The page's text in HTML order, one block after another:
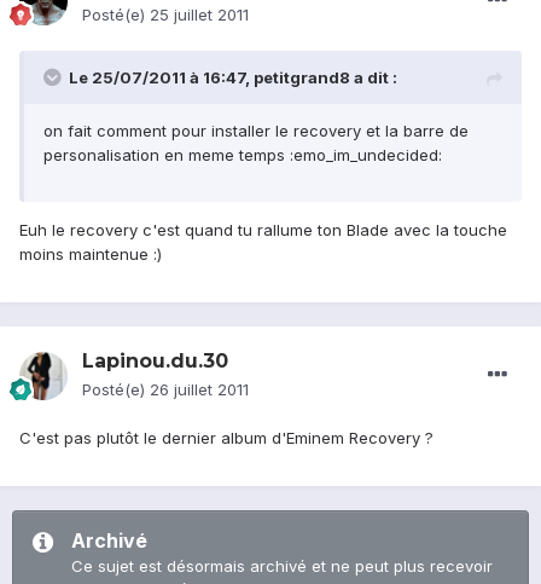
Posté(e) 25 juillet 2011
Le 25/07/2011 à 16:47, petitgrand8 a dit :
on fait comment pour installer le recovery et la barre de
personalisation en meme temps :emo_im_undecided:
Euh le recovery c'est quand tu rallume ton Blade avec la touche
moins maintenue :)
Lapinou.du.30
Posté(e) 26 juillet 2011
C'est pas plutôt le dernier album d'Eminem Recovery ?
Archivé
Ce sujet est désormais archivé et ne peut plus recevoir